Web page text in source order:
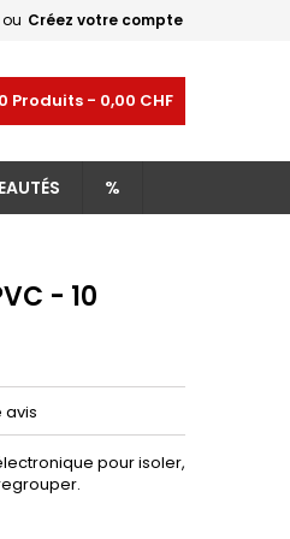
ou Créez votre compte
0 Produits - 0,00 CHF
%
- 10
avis
pour isoler,